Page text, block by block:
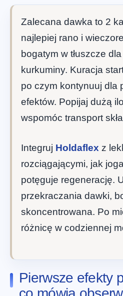
Zalecana dawka to 2
najlepiej rano i
bogatym w tłuszcze
kurkuminy. Kuracja
po czym kontynuuj dla
efektów. Popijaj dużą
wspomóc transport
Integruj Holdaflex z
rozciągającymi, jak
potęguje regenerację.
przekraczania dawki,
skoncentrowana. Po
różnicę w codziennej
Pierwsze efekty